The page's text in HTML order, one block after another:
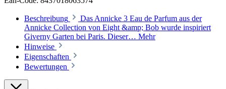
Beschreibung
Das Annicke 3 Eau de Parfum aus der
Annicke Collection von Eight &amp; Bob wurde inspiriert
Giverny Garten bei Paris. Dieser… Mehr
Hinweise
Eigenschaften
Bewertungen